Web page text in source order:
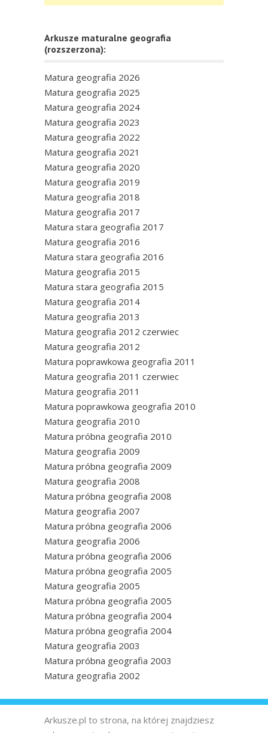
Arkusze maturalne geografia
(rozszerzona):
Matura geografia 2026
Matura geografia 2025
Matura geografia 2024
Matura geografia 2023
Matura geografia 2022
Matura geografia 2021
Matura geografia 2020
Matura geografia 2019
Matura geografia 2018
Matura geografia 2017
Matura stara geografia 2017
Matura geografia 2016
Matura stara geografia 2016
Matura geografia 2015
Matura stara geografia 2015
Matura geografia 2014
Matura geografia 2013
Matura geografia 2012 czerwiec
Matura geografia 2012
Matura poprawkowa geografia 2011
Matura geografia 2011 czerwiec
Matura geografia 2011
Matura poprawkowa geografia 2010
Matura geografia 2010
Matura próbna geografia 2010
Matura geografia 2009
Matura próbna geografia 2009
Matura geografia 2008
Matura próbna geografia 2008
Matura geografia 2007
Matura próbna geografia 2006
Matura geografia 2006
Matura próbna geografia 2006
Matura próbna geografia 2005
Matura geografia 2005
Matura próbna geografia 2005
Matura próbna geografia 2004
Matura próbna geografia 2004
Matura geografia 2003
Matura próbna geografia 2003
Matura geografia 2002
Arkusze.pl to strona, na której znajdziesz